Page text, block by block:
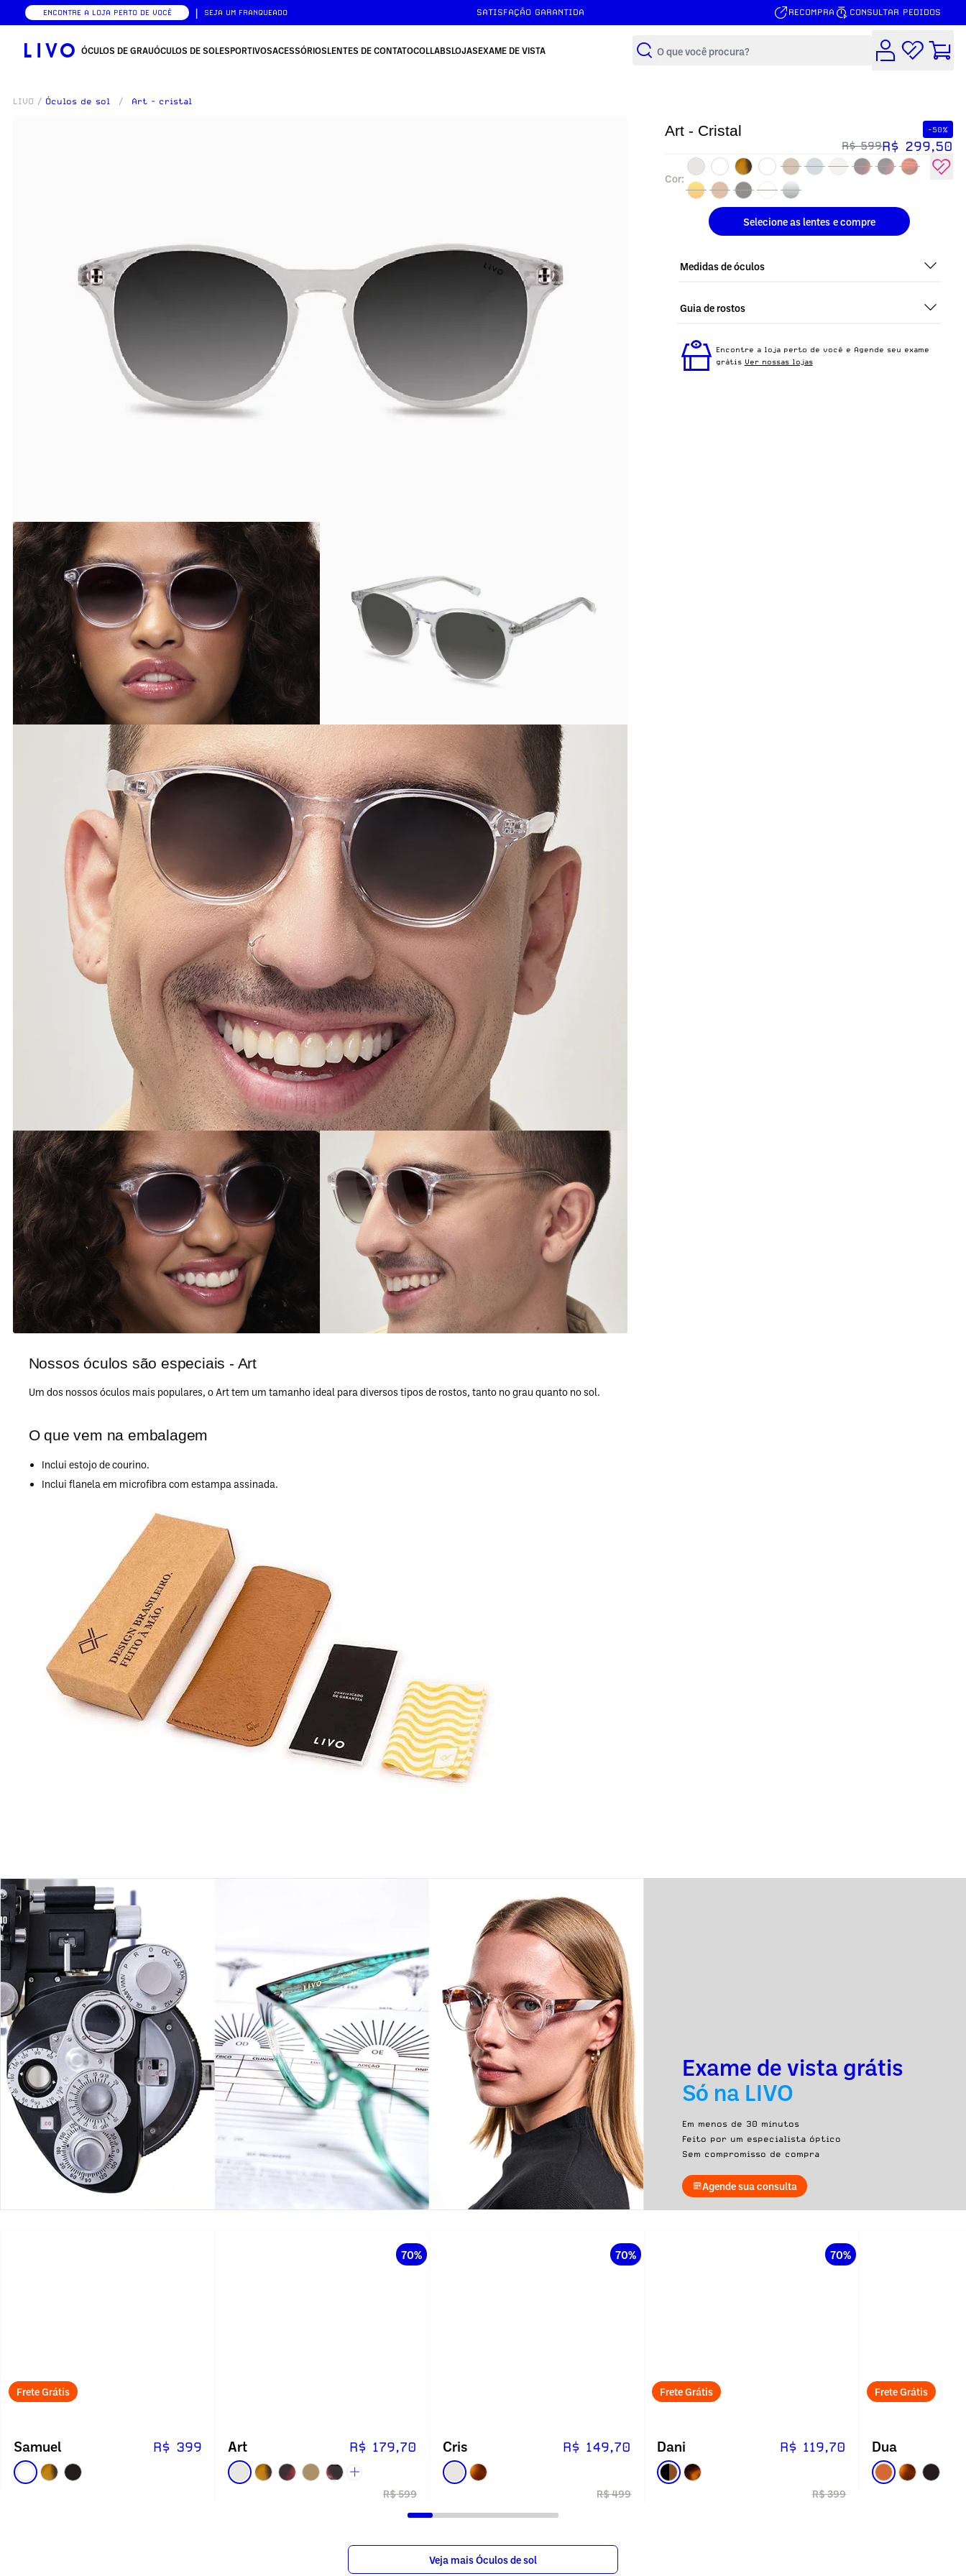
ENCONTRE A LOJA PERTO DE VOCÊ | SEJA UM FRANQUEADO SATISFAÇÃO GARANTIDA RECOMPRA CONSULTAR PEDIDOS
ÓCULOS DE GRAUÓCULOS DE SOLESPORTIVOSACESSÓRIOSLENTES DE CONTATOCOLLABSLOJASEXAME DE VISTA
Buscar
LIVO / Óculos de sol / Art - cristal
Nossos óculos são especiais - Art
Um dos nossos óculos mais populares, o Art tem um tamanho ideal para diversos tipos de rostos, tanto no grau quanto no sol.
O que vem na embalagem
Inclui estojo de courino.
Inclui flanela em microfibra com estampa assinada.
Art - Cristal -50%
R$ 599R$ 299,50
Cor:
Selecione as lentes e compre
Medidas de óculos
Guia de rostos
ideal para quem busca um óculos confortável para o
dia a dia.
Encontre a loja perto de você e Agende seu exame
grátis Ver nossas lojas
Exame de vista grátis
Só na LIVO
Em menos de 30 minutos
Feito por um especialista óptico
Sem compromisso de compra
Agende sua consulta
Frete Grátis
Samuel R$ 399
70%
Art R$ 179,70
R$ 599
70%
Cris R$ 149,70
R$ 499
70%
Frete Grátis
Dani R$ 119,70
R$ 399
Frete Grátis
Dua
Veja mais Óculos de sol